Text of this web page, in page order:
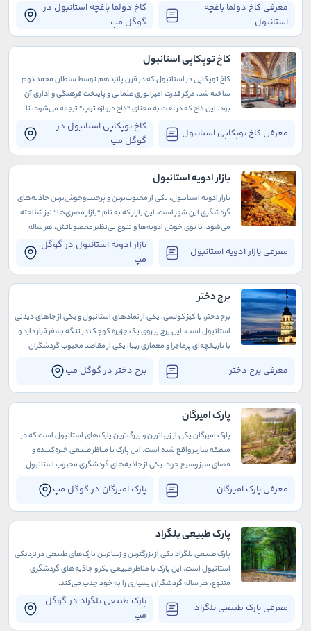
معرفی کاخ دولما باغچه
استانبول
کاخ دولما باغچه استانبول در
گوگل مپ
به عنوان موزه در دسترس عموم قرار دارد.
کاخ توپکاپی استانبول
معرفی کاخ توپکاپی استانبول
کاخ توپکاپی استانبول در
گوگل مپ
کاخ توپکاپی در استانبول که در قرن پانزدهم توسط سلطان محمد دوم
ساخته شد، مرکز قدرت امپراتوری عثمانی و پایتخت فرهنگی و اداری آن
بود. این کاخ که در لغت به معنای “کاخ دروازه توپ” ترجمه می‌شود، تا
قرن نوزدهم به آن کاخ جدید می‌گفتند.
بازار ادویه استانبول
معرفی بازار ادویه استانبول
بازار ادویه استانبول در گوگل
مپ
بازار ادویه استانبول، یکی از محبوب‌ترین و پرجنب‌وجوش‌ترین جاذبه‌های
گردشگری این شهر است. این بازار که به نام “بازار مصری‌ها” نیز شناخته
می‌شود، با بوی خوش ادویه‌ها و تنوع بی‌نظیر محصولاتش، هر ساله
هزاران گردشگر را به خود جذب می‌کند.
برج دختر
معرفی برج دختر برج دختر در گوگل مپ
برج دختر، یا کیز کولسی، یکی از نمادهای استانبول و یکی از جاهای دیدنی
استانبول است. این برج بر روی یک جزیره کوچک در تنگه بسفر قرار دارد و
با تاریخچه‌ای پرماجرا و معماری زیبا، یکی از مقاصد محبوب گردشگران
پارک امیرگان
معرفی پارک امیرگان پارک امیرگان در گوگل مپ
پارک امیرگان یکی از زیباترین و بزرگ‌ترین پارک‌های استانبول است که در
منطقه ساریر واقع شده است. این پارک با مناظر طبیعی خیره‌کننده و
فضای سبز وسیع خود، یکی از جاذبه‌های گردشگری محبوب استانبول
پارک طبیعی بلگراد
معرفی پارک طبیعی بلگراد
پارک طبیعی بلگراد در گوگل
مپ
پارک طبیعی بلگراد یکی از بزرگترین و زیباترین پارک‌های طبیعی در نزدیکی
استانبول است. این پارک با مناظر طبیعی بکر و جاذبه‌های گردشگری
متنوع، هر ساله گردشگران بسیاری را به خود جذب می‌کند.